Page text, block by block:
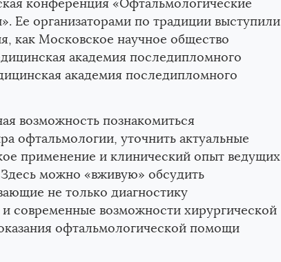
Микоферон
конференция «Офтальмологические
Ее организаторами по традиции выступили
как Московское научное общество
академия последипломного
академия последипломного
возможность познакомиться
офтальмологии, уточнить актуальные
применение и клинический опыт ведущих
можно «вживую» обсудить
не только диагностику
современные возможности хирургической
офтальмологической помощи